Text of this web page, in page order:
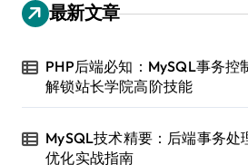
最新文章
PHP后端必知：MySQL事务控
解锁站长学院高阶技能
MySQL技术精要：后端事务处
优化实战指南